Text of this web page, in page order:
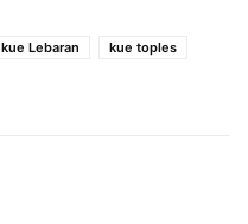
kue Lebaran
kue toples